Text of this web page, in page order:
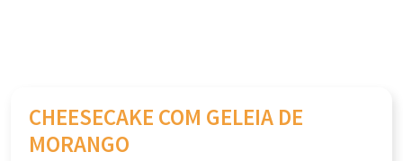
CHEESECAKE COM GELEIA DE
MORANGO